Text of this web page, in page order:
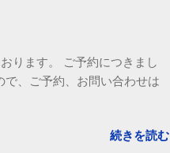
ります。 ご予約につきまし
、ご予約、お問い合わせは
続きを読む